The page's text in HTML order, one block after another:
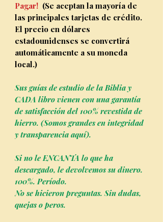
Pagar! (Se aceptan la mayoría de
las principales tarjetas de crédito.
El precio en dólares
estadounidenses se convertirá
automáticamente a su moneda
local.)
Sus guías de estudio de la Biblia y
CADA libro vienen con una garantía
de satisfacción del 100% revestida de
hierro. (Somos grandes en integridad
y transparencia aquí).
Si no le ENCANTA lo que ha
descargado, le devolvemos su dinero.
100%. Período.
No se hicieron preguntas. Sin dudas,
quejas o peros.